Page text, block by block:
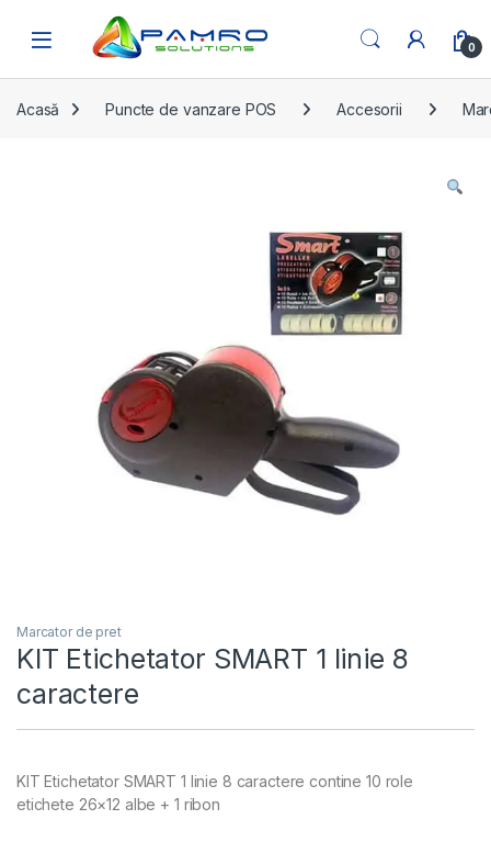
Skip to navigation
Open 0
Acasă Puncte de vanzare POS Accesorii
Marcator de pret
KIT Etichetator SMART 1 linie 8
caractere
KIT Etichetator SMART 1 linie 8 caractere contine 10 role
etichete 26×12 albe + 1 ribon